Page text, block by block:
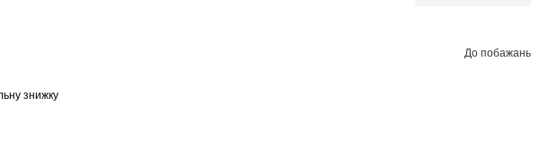
До побажань
знижку